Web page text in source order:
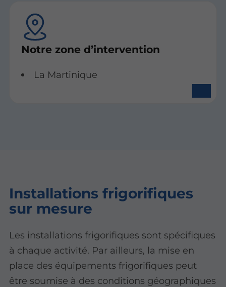
Notre zone d’intervention
La Martinique
Installations frigorifiques
sur mesure
Les installations frigorifiques sont spécifiques
à chaque activité. Par ailleurs, la mise en
place des équipements frigorifiques peut
être soumise à des conditions géographiques